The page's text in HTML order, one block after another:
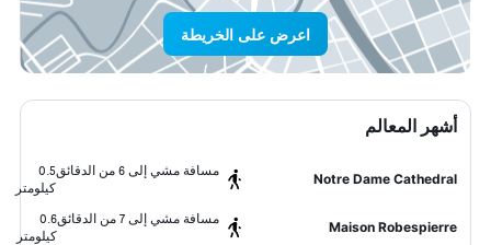
اعرض على الخريطة
أشهر المعالم
Notre Dame Cathedral
مسافة مشي إلى 6 من الدقائق
0.5
كيلومتر
Maison Robespierre
مسافة مشي إلى 7 من الدقائق
0.6
كيلومتر